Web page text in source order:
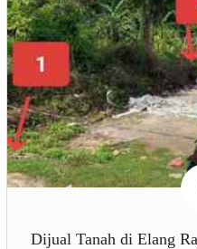
Dijual Tanah di Elang